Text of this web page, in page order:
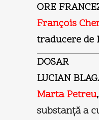
ORE
François
traducere de
DOSAR
LUCIAN
Marta Petreu,
substanţă a